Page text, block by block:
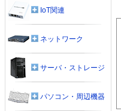
IoT関連
ネットワーク
サーバ・ストレージ
パソコン・周辺機器